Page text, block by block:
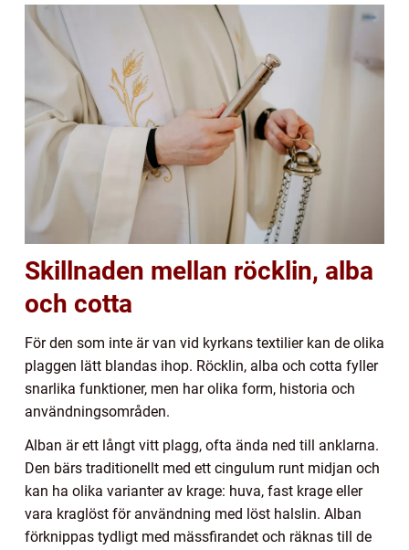
Skillnaden mellan röcklin, alba
och cotta
För den som inte är van vid kyrkans textilier kan de olika
plaggen lätt blandas ihop. Röcklin, alba och cotta fyller
snarlika funktioner, men har olika form, historia och
användningsområden.
Alban är ett långt vitt plagg, ofta ända ned till anklarna.
Den bärs traditionellt med ett cingulum runt midjan och
kan ha olika varianter av krage: huva, fast krage eller
vara kraglöst för användning med löst halslin. Alban
förknippas tydligt med mässfirandet och räknas till de